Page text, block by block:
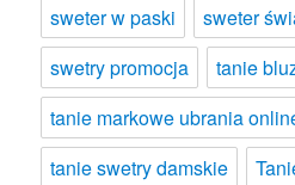
sweter w paski
sweter
swetry promocja
tanie
tanie markowe ubrania
tanie swetry damskie